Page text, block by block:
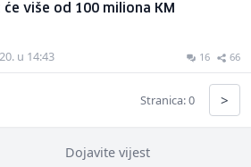
će više od 100 miliona KM
u 14:43 16 66
Stranica: 0 >
Dojavite vijest